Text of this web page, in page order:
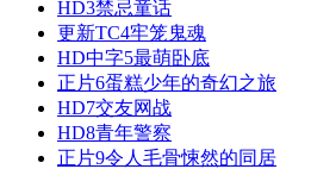
HD3禁忌童话
更新TC4牢笼鬼魂
HD中字5最萌卧底
正片6蛋糕少年的奇幻之旅
HD7交友网战
HD8青年警察
正片9令人毛骨悚然的同居